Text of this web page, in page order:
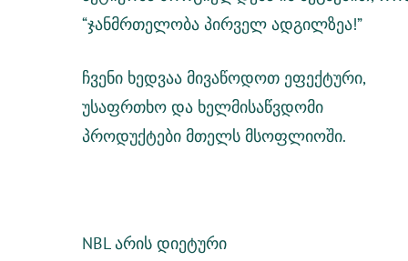
“ჯანმრთელობა პირველ ადგილზეა!”
ჩვენი ხედვაა მივაწოდოთ ეფექტური,
უსაფრთხო და ხელმისაწვდომი
პროდუქტები მთელს მსოფლიოში.
NBL არის დიეტური